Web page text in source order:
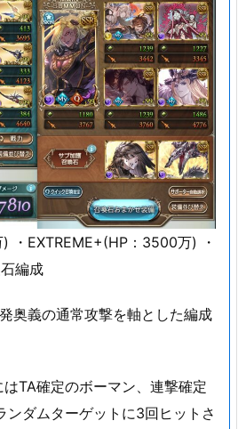
・EXTREME+(HP：3500万) ・
編成
奥義の通常攻撃を軸とした編成
TA確定のボーマン、連撃確定
ンダムターゲットに3回ヒットさ